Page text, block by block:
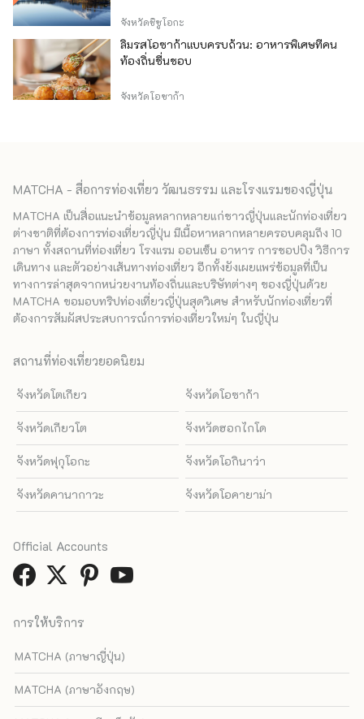
จังหวัดชิซูโอกะ
ลิ้มรสโอซาก้าแบบครบถ้วน: อาหารพิเศษที่คน
ท้องถิ่นชื่นชอบ
จังหวัดโอซาก้า
MATCHA - สื่อการท่องเที่ยว วัฒนธรรม และโรงแรมของญี่ปุ่น
MATCHA เป็นสื่อแนะนำข้อมูลหลากหลายแก่ชาวญี่ปุ่นและนักท่องเที่ยว
ต่างชาติที่ต้องการท่องเที่ยวญี่ปุ่น มีเนื้อหาหลากหลายครอบคลุมถึง 10
ภาษา ทั้งสถานที่ท่องเที่ยว โรงแรม ออนเซ็น อาหาร การชอปปิง วิธีการ
เดินทาง และตัวอย่างเส้นทางท่องเที่ยว อีกทั้งยังเผยแพร่ข้อมูลที่เป็น
ทางการล่าสุดจากหน่วยงานท้องถิ่นและบริษัทต่างๆ ของญี่ปุ่นด้วย
MATCHA ขอมอบทริปท่องเที่ยวญี่ปุ่นสุดวิเศษ สำหรับนักท่องเที่ยวที่
ต้องการสัมผัสประสบการณ์การท่องเที่ยวใหม่ๆ ในญี่ปุ่น
สถานที่ท่องเที่ยวยอดนิยม
จังหวัดโตเกียว จังหวัดโอซาก้า
จังหวัดเกียวโต จังหวัดฮอกไกโด
จังหวัดฟุกุโอกะ จังหวัดโอกินาว่า
จังหวัดคานากาวะ จังหวัดโอคายาม่า
การให้บริการ
MATCHA (ภาษาญี่ปุ่น)
MATCHA (ภาษาอังกฤษ)
Official Accounts